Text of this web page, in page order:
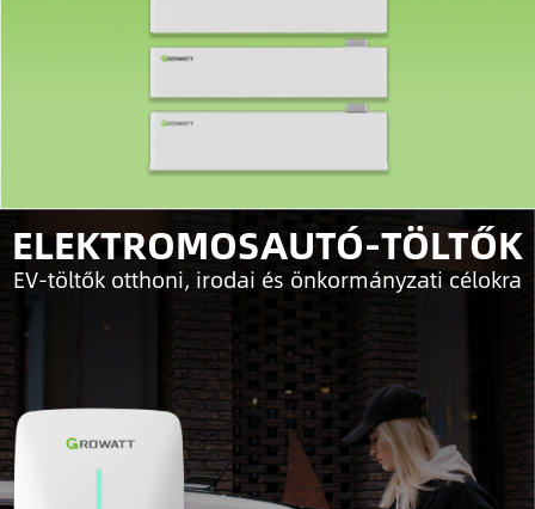
ELEKTROMOSAUTÓ-TÖLTŐK
EV-töltők otthoni, irodai és önkormányzati célokra